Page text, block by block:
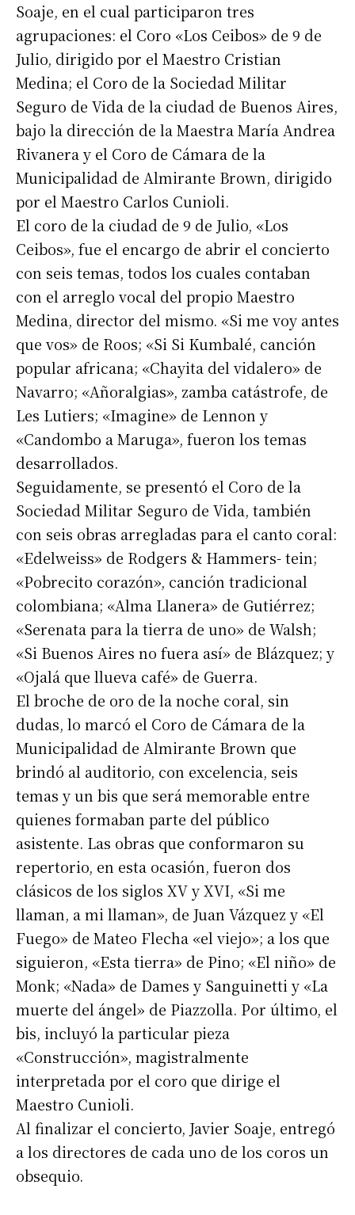
Suscribirme gratis
Dirección de correo electrónico*
Nombre
Soaje, en el cual participaron tres
agrupaciones: el Coro «Los Ceibos» de 9 de
Julio, dirigido por el Maestro Cristian
Medina; el Coro de la Sociedad Militar
Seguro de Vida de la ciudad de Buenos Aires,
bajo la dirección de la Maestra María Andrea
Rivanera y el Coro de Cámara de la
Municipalidad de Almirante Brown, dirigido
por el Maestro Carlos Cunioli.
El coro de la ciudad de 9 de Julio, «Los
Ceibos», fue el encargo de abrir el concierto
con seis temas, todos los cuales contaban
con el arreglo vocal del propio Maestro
Medina, director del mismo. «Si me voy antes
que vos» de Roos; «Si Si Kumbalé, canción
popular africana; «Chayita del vidalero» de
Navarro; «Añoralgias», zamba catástrofe, de
Les Lutiers; «Imagine» de Lennon y
«Candombo a Maruga», fueron los temas
desarrollados.
Seguidamente, se presentó el Coro de la
Sociedad Militar Seguro de Vida, también
con seis obras arregladas para el canto coral:
«Edelweiss» de Rodgers & Hammers- tein;
«Pobrecito corazón», canción tradicional
colombiana; «Alma Llanera» de Gutiérrez;
«Serenata para la tierra de uno» de Walsh;
«Si Buenos Aires no fuera así» de Blázquez; y
«Ojalá que llueva café» de Guerra.
El broche de oro de la noche coral, sin
dudas, lo marcó el Coro de Cámara de la
Municipalidad de Almirante Brown que
brindó al auditorio, con excelencia, seis
temas y un bis que será memorable entre
quienes formaban parte del público
asistente. Las obras que conformaron su
repertorio, en esta ocasión, fueron dos
clásicos de los siglos XV y XVI, «Si me
llaman, a mi llaman», de Juan Vázquez y «El
Fuego» de Mateo Flecha «el viejo»; a los que
siguieron, «Esta tierra» de Pino; «El niño» de
Monk; «Nada» de Dames y Sanguinetti y «La
muerte del ángel» de Piazzolla. Por último, el
bis, incluyó la particular pieza
«Construcción», magistralmente
interpretada por el coro que dirige el
Maestro Cunioli.
Al finalizar el concierto, Javier Soaje, entregó
a los directores de cada uno de los coros un
obsequio.